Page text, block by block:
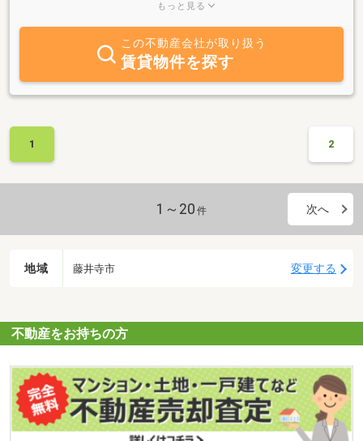
探しは是非お任せ下さい♪些細なことでも大丈夫なので、お気軽に
もっと見る
この不動産会社が取り扱う
賃貸物件を探す
1 2
1～20 件 次へ
地域 藤井寺市 変更する
不動産をお持ちの方